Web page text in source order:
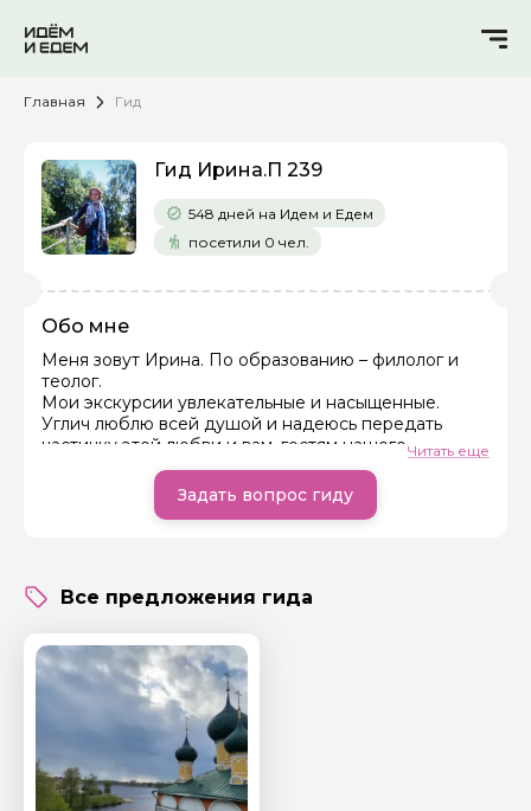
Главная Гид
Гид Ирина.П 239
548 дней на Идем и Едем
посетили 0 чел.
Обо мне
Меня зовут Ирина. По образованию – филолог и
теолог.
Мои экскурсии увлекательные и насыщенные.
Углич люблю всей душой и надеюсь передать
частичку этой любви и вам, гостям нашего
удивительного города.
Экскурсии провожу в дружеской атмосфере и с
чувством юмора.
Читать еще
Задать вопрос гиду
Все предложения гида
Задайте свой вопрос гиду
Как вас зовут
Ваша электронная почта
Ваш номер телефона
Вопросы и комментарии
Если у вас есть интересующие вопросы, можете их